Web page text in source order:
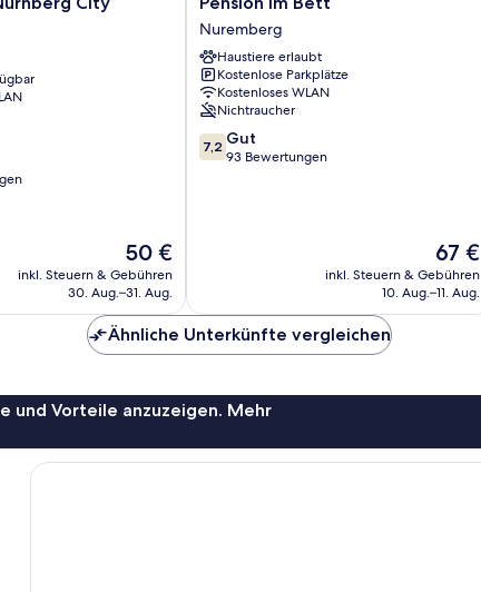
Der
Preis
beträgt
50 €
inkl. Steuern & Gebühren
30. Aug.–31. Aug.
Im
Bett
Nuremberg
Nuremberg
Haustiere erlaubt
Kostenlose Parkplätze
Kostenloses WLAN
Nichtraucher
7.2
von
7,2 Gut
93 Bewertungen
Der
Preis
beträgt
67 €
inkl. Steuern & Gebühren
10. Aug.–11. Aug.
Ähnliche Unterkünfte vergleichen
und Vorteile anzuzeigen. Mehr